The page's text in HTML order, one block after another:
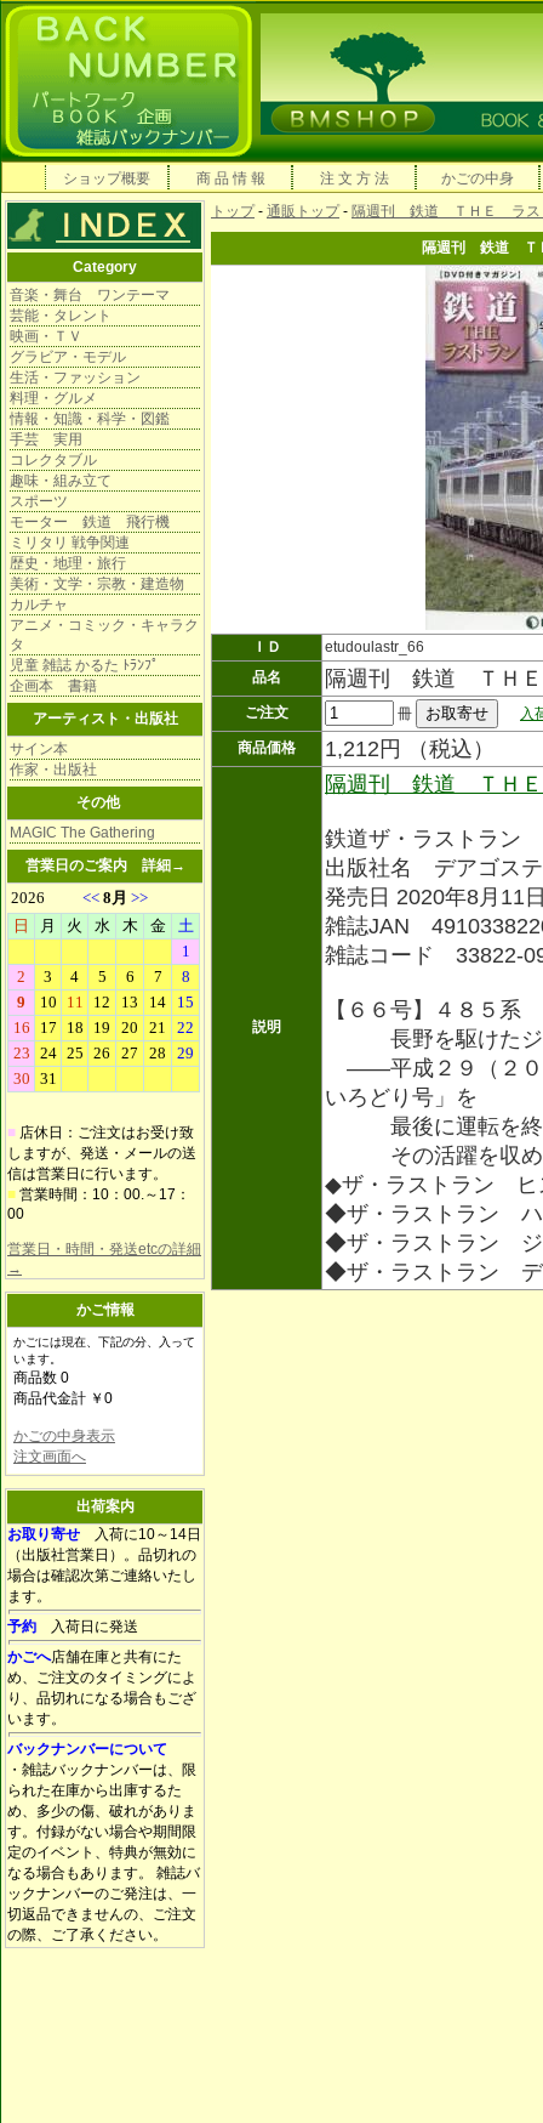
ショップ概要 商 品 情 報 注 文 方 法 かごの中身
Category
音楽・舞台 ワンテーマ
芸能・タレント
映画・ＴＶ
グラビア・モデル
生活・ファッション
料理・グルメ
情報・知識・科学・図鑑
手芸 実用
コレクタブル
趣味・組み立て
スポーツ
モーター 鉄道 飛行機
ミリタリ 戦争関連
歴史・地理・旅行
美術・文学・宗教・建造物
カルチャ
アニメ・コミック・キャラク
タ
児童 雑誌 かるた ﾄﾗﾝﾌﾟ
企画本 書籍
アーティスト・出版社
サイン本
作家・出版社
その他
MAGIC The Gathering
営業日のご案内 詳細→
■ 店休日：ご注文はお受け致
しますが、発送・メールの送
信は営業日に行います。
■ 営業時間：10：00.～17：
00
営業日・時間・発送etcの詳細
→
かご情報
かごには現在、下記の分、入って
います。
商品数 0
商品代金計 ￥0
かごの中身表示
注文画面へ
出荷案内
お取り寄せ 入荷に10～14日
（出版社営業日）。品切れの
場合は確認次第ご連絡いたし
ます。
予約 入荷日に発送
かごへ店舗在庫と共有にた
め、ご注文のタイミングによ
り、品切れになる場合もござ
います。
バックナンバーについて
・雑誌バックナンバーは、限
られた在庫から出庫するた
め、多少の傷、破れがありま
す。付録がない場合や期間限
定のイベント、特典が無効に
なる場合もあります。 雑誌バ
ックナンバーのご発注は、一
切返品できませんの、ご注文
の際、ご了承ください。
トップ- 通販トップ- 隔週刊 鉄道 ＴＨＥ ラス
隔週刊 鉄道 Ｔ
ＩＤ
etudoulastr_66
品名
隔週刊 鉄道 ＴＨ
ご注文 冊
入
商品価格
1,212円 （税込）
説明
隔週刊 鉄道 ＴＨ
鉄道ザ・ラストラン
出版社名 デアゴス
発売日 2020年8月11
雑誌JAN
雑誌コード 33822-
【６６号】４８５系
長野を駆けたジ
――平成２９（２０
いろどり号」を
最後に運転を終了
その活躍を収めた
◆ザ・ラストラン ヒ
◆ザ・ラストラン ハ
◆ザ・ラストラン ジ
◆ザ・ラストラン